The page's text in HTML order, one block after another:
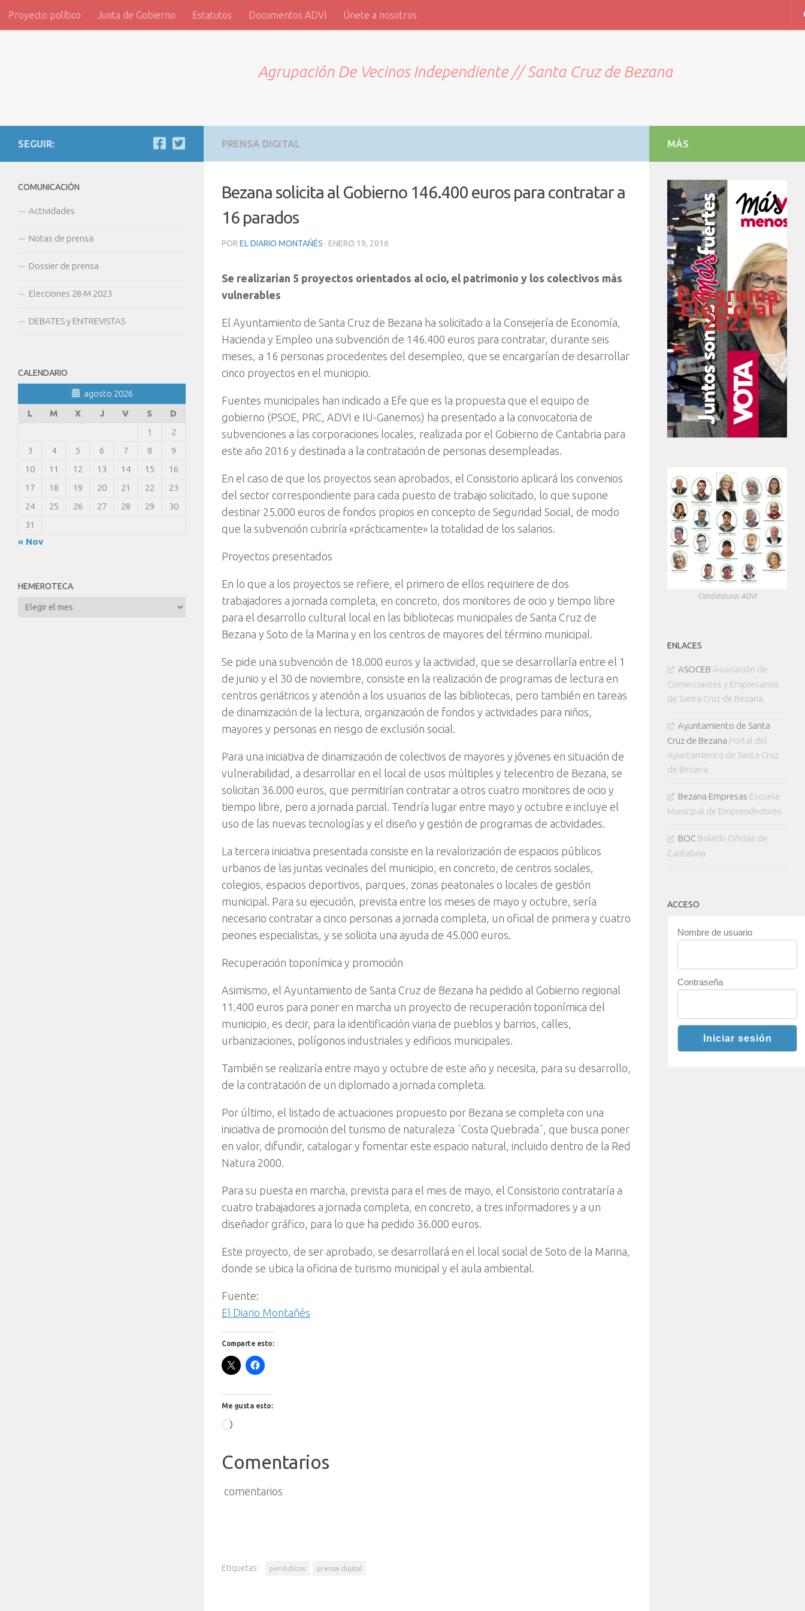
Saltar al contenido
Proyecto político Junta de Gobierno Estatutos Documentos ADVI Únete a nosotros
Agrupación De Vecinos Independiente // Santa Cruz de Bezana
PRENSA DIGITAL
Bezana solicita al Gobierno 146.400 euros para contratar a
16 parados
POR EL DIARIO MONTAÑÉS · ENERO 19, 2016
Se realizarían 5 proyectos orientados al ocio, el patrimonio y los colectivos más
vulnerables
El Ayuntamiento de Santa Cruz de Bezana ha solicitado a la Consejería de Economía,
Hacienda y Empleo una subvención de 146.400 euros para contratar, durante seis
meses, a 16 personas procedentes del desempleo, que se encargarían de desarrollar
cinco proyectos en el municipio.
Fuentes municipales han indicado a Efe que es la propuesta que el equipo de
gobierno (PSOE, PRC, ADVI e IU-Ganemos) ha presentado a la convocatoria de
subvenciones a las corporaciones locales, realizada por el Gobierno de Cantabria para
este año 2016 y destinada a la contratación de personas desempleadas.
En el caso de que los proyectos sean aprobados, el Consistorio aplicará los convenios
del sector correspondiente para cada puesto de trabajo solicitado, lo que supone
destinar 25.000 euros de fondos propios en concepto de Seguridad Social, de modo
que la subvención cubriría «prácticamente» la totalidad de los salarios.
Proyectos presentados
En lo que a los proyectos se refiere, el primero de ellos requiriere de dos
trabajadores a jornada completa, en concreto, dos monitores de ocio y tiempo libre
para el desarrollo cultural local en las bibliotecas municipales de Santa Cruz de
Bezana y Soto de la Marina y en los centros de mayores del término municipal.
Se pide una subvención de 18.000 euros y la actividad, que se desarrollaría entre el 1
de junio y el 30 de noviembre, consiste en la realización de programas de lectura en
centros geriátricos y atención a los usuarios de las bibliotecas, pero también en tareas
de dinamización de la lectura, organización de fondos y actividades para niños,
mayores y personas en riesgo de exclusión social.
Para una iniciativa de dinamización de colectivos de mayores y jóvenes en situación de
vulnerabilidad, a desarrollar en el local de usos múltiples y telecentro de Bezana, se
solicitan 36.000 euros, que permitirían contratar a otros cuatro monitores de ocio y
tiempo libre, pero a jornada parcial. Tendría lugar entre mayo y octubre e incluye el
uso de las nuevas tecnologías y el diseño y gestión de programas de actividades.
La tercera iniciativa presentada consiste en la revalorización de espacios públicos
urbanos de las juntas vecinales del municipio, en concreto, de centros sociales,
colegios, espacios deportivos, parques, zonas peatonales o locales de gestión
municipal. Para su ejecución, prevista entre los meses de mayo y octubre, sería
necesario contratar a cinco personas a jornada completa, un oficial de primera y cuatro
peones especialistas, y se solicita una ayuda de 45.000 euros.
Recuperación toponímica y promoción
Asimismo, el Ayuntamiento de Santa Cruz de Bezana ha pedido al Gobierno regional
11.400 euros para poner en marcha un proyecto de recuperación toponímica del
municipio, es decir, para la identificación viaria de pueblos y barrios, calles,
urbanizaciones, polígonos industriales y edificios municipales.
También se realizaría entre mayo y octubre de este año y necesita, para su desarrollo,
de la contratación de un diplomado a jornada completa.
Por último, el listado de actuaciones propuesto por Bezana se completa con una
iniciativa de promoción del turismo de naturaleza ´Costa Quebrada´, que busca poner
en valor, difundir, catalogar y fomentar este espacio natural, incluido dentro de la Red
Natura 2000.
Para su puesta en marcha, prevista para el mes de mayo, el Consistorio contrataría a
cuatro trabajadores a jornada completa, en concreto, a tres informadores y a un
diseñador gráfico, para lo que ha pedido 36.000 euros.
Este proyecto, de ser aprobado, se desarrollará en el local social de Soto de la Marina,
donde se ubica la oficina de turismo municipal y el aula ambiental.
Fuente:
El Diario Montañés
Comparte esto:
Me gusta esto:
Cargando...
Comentarios
comentarios
Etiquetas: periódicos prensa digital
SEGUIR:
COMUNICACIÓN
Actividades
Notas de prensa
Dossier de prensa
Elecciones 28-M 2023
DEBATES y ENTREVISTAS
CALENDARIO
agosto 2026
L
M X J V S
D
1
2
3
4 5 6 7 8
9
10
11 12 13 14 15
16
17
18 19 20 21 22
23
24
25 26 27 28 29
30
31
« Nov
HEMEROTECA
Hemeroteca
MÁS
Programa
Electoral
2023
Candidaturas ADVI
ENLACES
ASOCEB Asociación de
Comerciantes y Empresarios
de Santa Cruz de Bezana
Ayuntamiento de Santa
Cruz de Bezana Portal del
Ayuntamiento de Santa Cruz
de Bezana
Bezana Empresas Escuela
Municipal de Emprendedores
BOC Boletín Oficias de
Cantabria
ACCESO
Nombre de usuario
Contraseña